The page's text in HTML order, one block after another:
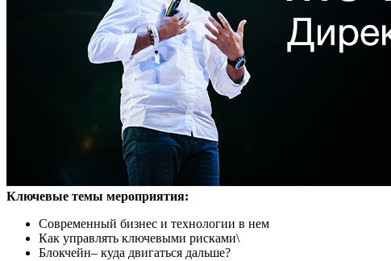
Ключевые темы мероприятия:
Современный бизнес и технологии в нем
Как управлять ключевыми рисками\
Блокчейн– куда двигаться дальше?